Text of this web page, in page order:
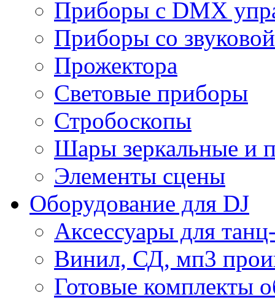
Приборы с DMX
Приборы со
Прожектора
Световые приборы
Стробоскопы
Шары зеркальные и
Элементы сцены
Оборудование для DJ
Аксессуары для
Винил, СД, мп3
Готовые комплекты